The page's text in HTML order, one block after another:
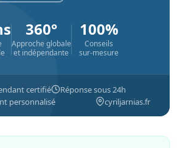
360°
Approche globale
et indépendante
100%
Conseils
sur-mesure
certifié
Réponse sous 24h
personnalisé
cyriljarnias.fr